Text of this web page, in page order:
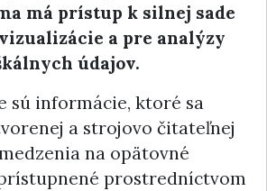
má prístup k silnej sade
a pre analýzy
údajov.
sú informácie, ktoré sa
a strojovo čitateľnej
na opätovné
prostredníctvom